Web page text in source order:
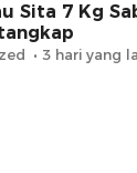
Sita 7 Kg
3 hari yang